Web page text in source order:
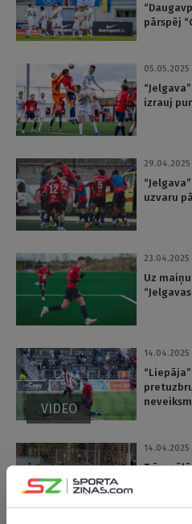
pārspēj
05.05.2025
izrauj
uzvaru
23.04.2025
Uz
VIDEO
14.04.2025
14.04.2025
Trīs